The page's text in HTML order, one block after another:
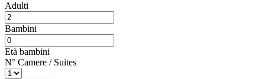
Adulti
Bambini
Età bambini
N° Camere / Suites